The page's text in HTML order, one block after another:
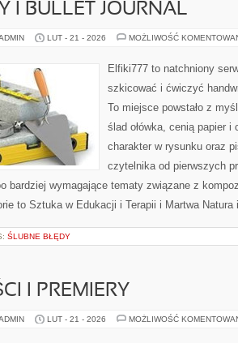
I BULLET JOURNAL
LUT - 21 - 2026 MOŻLIWOŚĆ
Elfiki777 to natchniony
szkicować i ćwiczyć
To miejsce powstało z
ślad ołówka, cenią papier i
charakter w rysunku oraz
czytelnika od pierwszych
bardziej wymagające tematy związane z
to Sztuka w Edukacji i Terapii i Martwa
ŚLUBNE BŁĘDY
I PREMIERY
LUT - 21 - 2026 MOŻLIWOŚĆ